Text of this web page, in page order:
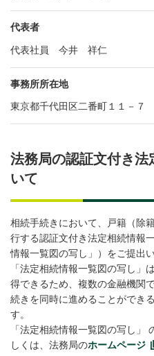
代表者
代表社員 今井 祥仁
事務所所在地
東京都千代田区二番町１１－
法務局の認証文付き法
いて
相続手続きにおいて、戸籍（除
行する認証文付き法定相続情報
情報一覧図の写し」）をご提出
「法定相続情報一覧図の写し」
得できるため、複数の金融機関
続きを同時に進めることができ
す。
「法定相続情報一覧図の写し」
しくは、法務局のホームページ